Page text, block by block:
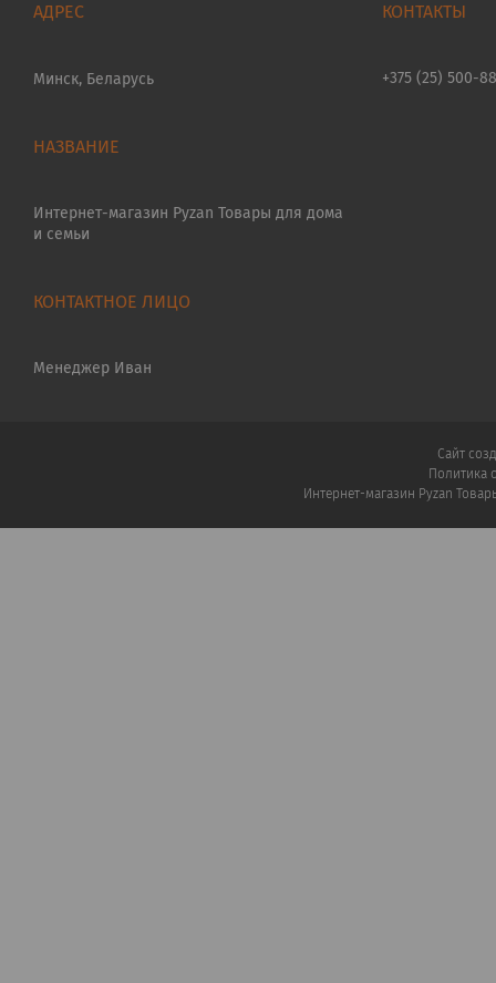
Минск, Беларусь
Интернет-магазин Pyzan Товары для дома
и семьи
Менеджер Иван
+375 (25) 500-
Сайт
Политика
Интернет-магазин Pyzan